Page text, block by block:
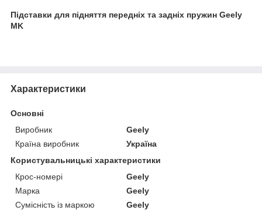
Підставки для підняття передніх та задніх пружин Geely
MK
Характеристики
Основні
Виробник
Geely
Країна виробник
Україна
Користувальницькі характеристики
Крос-номері
Geely
Марка
Geely
Сумісність із маркою
Geely